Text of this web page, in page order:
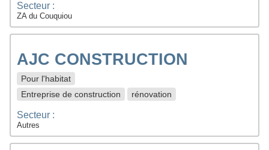
Secteur :
ZA du Couquiou
AJC CONSTRUCTION
Pour l'habitat
Entreprise de construction
rénovation
Secteur :
Autres